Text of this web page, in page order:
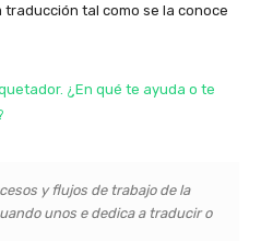
tal como se la conoce
¿En qué te ayuda o te
y flujos de trabajo de la
unos e dedica a traducir o